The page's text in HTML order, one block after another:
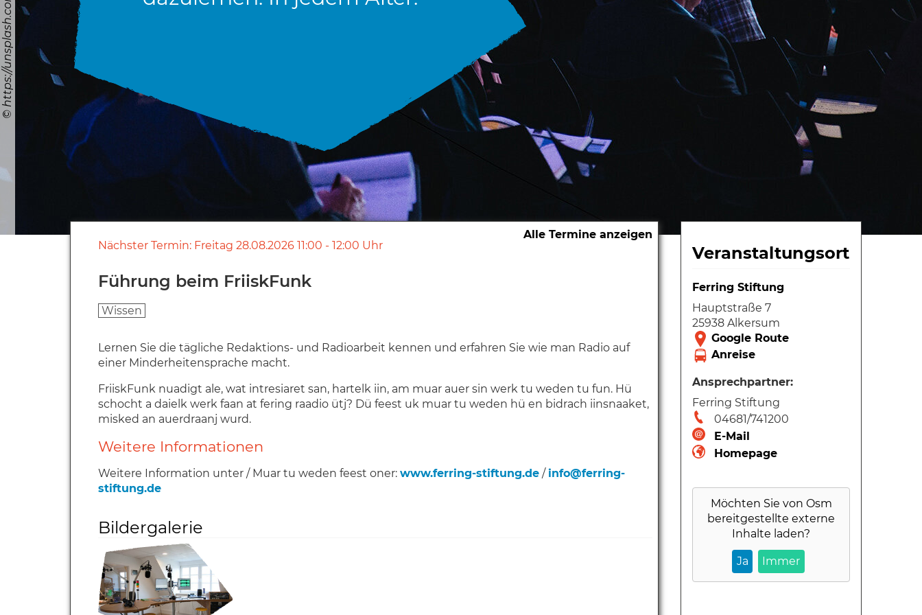
Nächster Termin: Freitag 28.08.2026 11:00 - 12:00 Uhr
Alle Termine anzeigen
Führung beim FriiskFunk
Wissen
Lernen Sie die tägliche Redaktions- und Radioarbeit kennen und erfahren Sie wie man Radio auf
einer Minderheitensprache macht.
FriiskFunk nuadigt ale, wat intresiaret san, hartelk iin, am muar auer sin werk tu weden tu fun. Hü
schocht a daielk werk faan at fering raadio ütj? Dü feest uk muar tu weden hü en bidrach iinsnaaket,
misked an auerdraanj wurd.
Weitere Informationen
Weitere Information unter / Muar tu weden feest oner: www.ferring-stiftung.de / info@ferring-
stiftung.de
Bildergalerie
Veranstaltungsort
Ferring Stiftung
Hauptstraße 7
25938 Alkersum
Ansprechpartner:
Ferring Stiftung
04681/741200
E-Mail
Homepage
Möchten Sie von Osm
bereitgestellte externe
Inhalte laden?
Ja Immer